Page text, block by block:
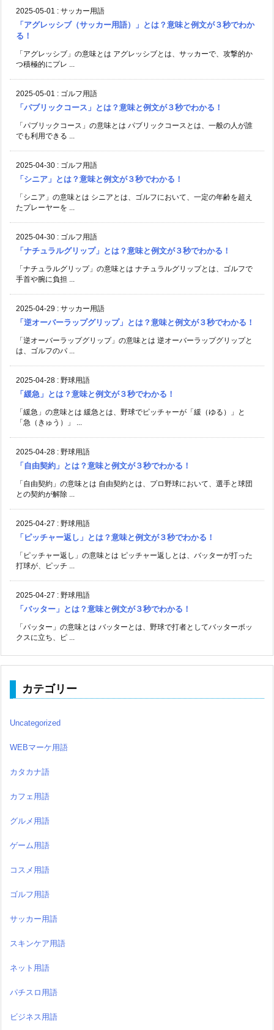
2025-05-01 : サッカー用語
「アグレッシブ（サッカー用語）」とは？意味と例文が３秒でわか
る！
「アグレッシブ」の意味とは アグレッシブとは、サッカーで、攻撃的か
つ積極的にプレ ...
2025-05-01 : ゴルフ用語
「パブリックコース」とは？意味と例文が３秒でわかる！
「パブリックコース」の意味とは パブリックコースとは、一般の人が誰
でも利用できる ...
2025-04-30 : ゴルフ用語
「シニア」とは？意味と例文が３秒でわかる！
「シニア」の意味とは シニアとは、ゴルフにおいて、一定の年齢を超え
たプレーヤーを ...
2025-04-30 : ゴルフ用語
「ナチュラルグリップ」とは？意味と例文が３秒でわかる！
「ナチュラルグリップ」の意味とは ナチュラルグリップとは、ゴルフで
手首や腕に負担 ...
2025-04-29 : サッカー用語
「逆オーバーラップグリップ」とは？意味と例文が３秒でわかる！
「逆オーバーラップグリップ」の意味とは 逆オーバーラップグリップと
は、ゴルフのパ ...
2025-04-28 : 野球用語
「緩急」とは？意味と例文が３秒でわかる！
「緩急」の意味とは 緩急とは、野球でピッチャーが「緩（ゆる）」と
「急（きゅう）」 ...
2025-04-28 : 野球用語
「自由契約」とは？意味と例文が３秒でわかる！
「自由契約」の意味とは 自由契約とは、プロ野球において、選手と球団
との契約が解除 ...
2025-04-27 : 野球用語
「ピッチャー返し」とは？意味と例文が３秒でわかる！
「ピッチャー返し」の意味とは ピッチャー返しとは、バッターが打った
打球が、ピッチ ...
2025-04-27 : 野球用語
「バッター」とは？意味と例文が３秒でわかる！
「バッター」の意味とは バッターとは、野球で打者としてバッターボッ
クスに立ち、ピ ...
カテゴリー
Uncategorized
WEBマーケ用語
カタカナ語
カフェ用語
グルメ用語
ゲーム用語
コスメ用語
ゴルフ用語
サッカー用語
スキンケア用語
ネット用語
パチスロ用語
ビジネス用語